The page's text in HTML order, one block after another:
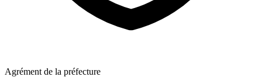
Agrément de la préfecture